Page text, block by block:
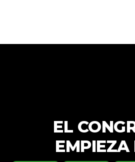
EL
EMPIEZA